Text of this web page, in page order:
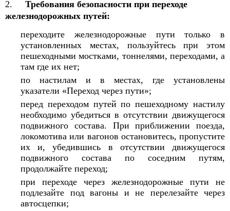
2. Требования безопасности при переходе
железнодорожных путей:
переходите железнодорожные пути только в
установленных местах, пользуйтесь при этом
пешеходными мостками, тоннелями, переходами, а
там где их нет;
по настилам и в местах, где установлены
указатели «Переход через пути»;
перед переходом путей по пешеходному настилу
необходимо убедиться в отсутствии движущегося
подвижного состава. При приближении поезда,
локомотива или вагонов остановитесь, пропустите
их и, убедившись в отсутствии движущегося
подвижного состава по соседним путям,
продолжайте переход;
при переходе через железнодорожные пути не
подлезайте под вагоны и не перелезайте через
автосцепки;